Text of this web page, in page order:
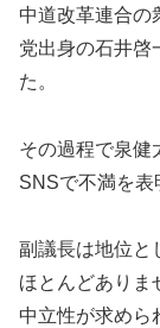
中道改革連合の
党出身の石井啓
た。
その過程で泉健
SNSで不満を表
副議長は地位と
ほとんどありま
中立性が求めら